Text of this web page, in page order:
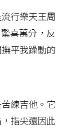
行樂天王周
喜萬分，反
平我躁動的
練吉他。它
指尖還因此